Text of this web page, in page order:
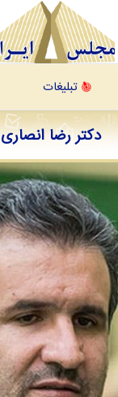
تبلیغات
دکتر رضا انصاری